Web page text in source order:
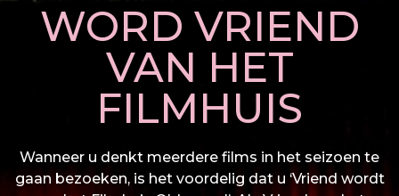
WORD VRIEND
VAN HET
FILMHUIS
Wanneer u denkt meerdere films in het seizoen te
gaan bezoeken, is het voordelig dat u ‘Vriend wordt